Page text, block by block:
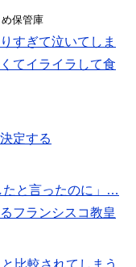
保管庫
すぎて泣いてしま
てイライラして食
定する
たと言ったのに」…
フランシスコ教皇
比較されてしまう